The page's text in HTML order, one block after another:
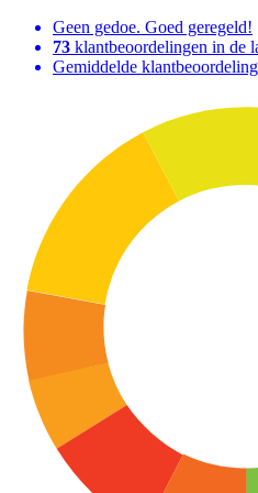
Geen gedoe. Goed geregeld!
73 klantbeoordelingen in de
Gemiddelde klantbeoordeling